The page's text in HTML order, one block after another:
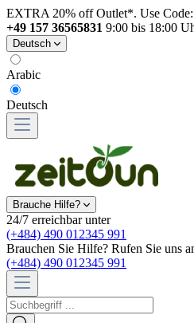
EXTRA 20% off Outlet*. Use
+49 157 36565831 9:00 bis 18:00
Deutsch
Arabic
Deutsch
Brauche Hilfe?
24/7 erreichbar unter
(+484) 490 012345 991
Brauchen Sie Hilfe? Rufen Sie uns
(+484) 490 012345 991